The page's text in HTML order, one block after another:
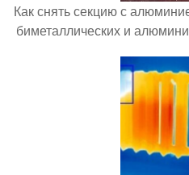
Как снять секцию с
биметаллических и